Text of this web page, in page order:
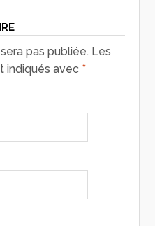
pas publiée. Les
indiqués avec *